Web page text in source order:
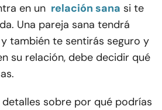
en un relación sana si te
Una pareja sana tendrá
y también te sentirás seguro y
su relación, debe decidir qué
sobre por qué podrías